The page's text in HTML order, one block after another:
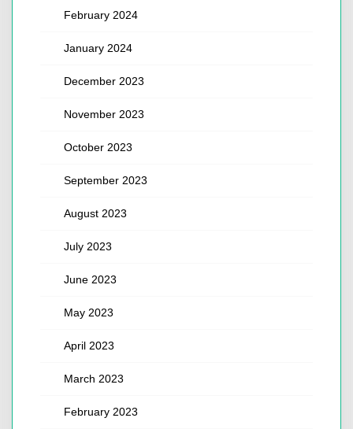
February 2024
January 2024
December 2023
November 2023
October 2023
September 2023
August 2023
July 2023
June 2023
May 2023
April 2023
March 2023
February 2023